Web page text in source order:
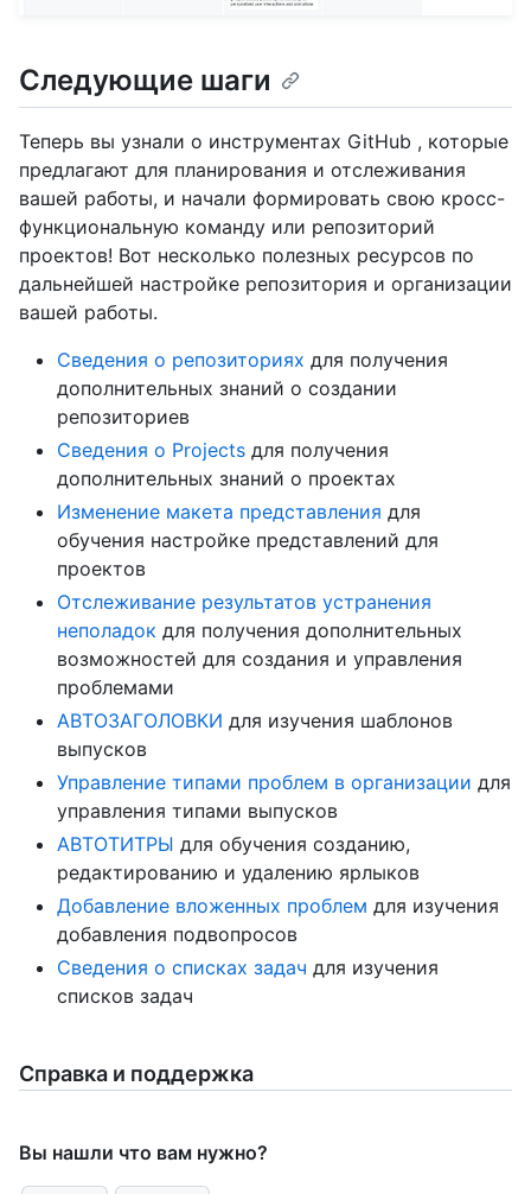
Следующие шаги
Теперь вы узнали о инструментах GitHub , которые
предлагают для планирования и отслеживания
вашей работы, и начали формировать свою кросс-
функциональную команду или репозиторий
проектов! Вот несколько полезных ресурсов по
дальнейшей настройке репозитория и организации
вашей работы.
Сведения о репозиториях для получения
дополнительных знаний о создании
репозиториев
Сведения о Projects для получения
дополнительных знаний о проектах
Изменение макета представления для
обучения настройке представлений для
проектов
Отслеживание результатов устранения
неполадок для получения дополнительных
возможностей для создания и управления
проблемами
АВТОЗАГОЛОВКИ для изучения шаблонов
выпусков
Управление типами проблем в организации для
управления типами выпусков
АВТОТИТРЫ для обучения созданию,
редактированию и удалению ярлыков
Добавление вложенных проблем для изучения
добавления подвопросов
Сведения о списках задач для изучения
списков задач
Справка и поддержка
Вы нашли что вам нужно?